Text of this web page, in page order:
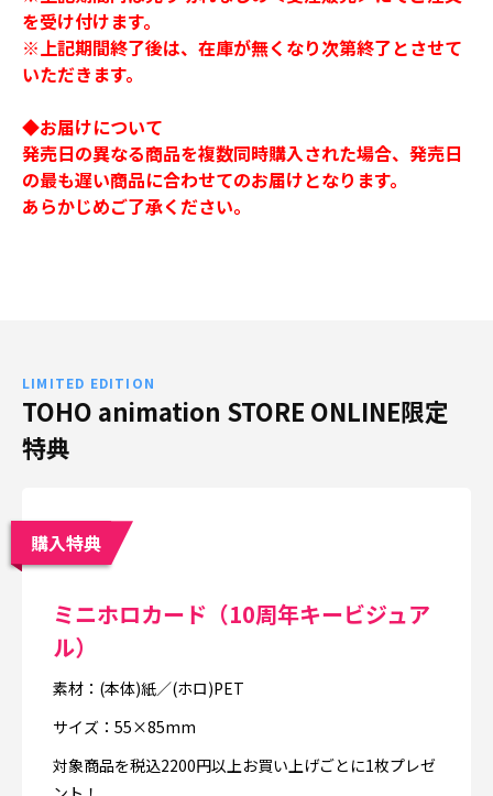
を受け付けます。
※上記期間終了後は、在庫が無くなり次第終了とさせて
いただきます。
◆お届けについて
発売日の異なる商品を複数同時購入された場合、発売日
の最も遅い商品に合わせてのお届けとなります。
あらかじめご了承ください。
LIMITED EDITION
TOHO animation STORE ONLINE限定
特典
購入特典
ミニホロカード（10周年キービジュア
ル）
素材：(本体)紙／(ホロ)PET
サイズ：55×85mm
対象商品を税込2200円以上お買い上げごとに1枚プレゼ